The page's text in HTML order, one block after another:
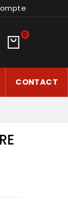
0
CONTACT